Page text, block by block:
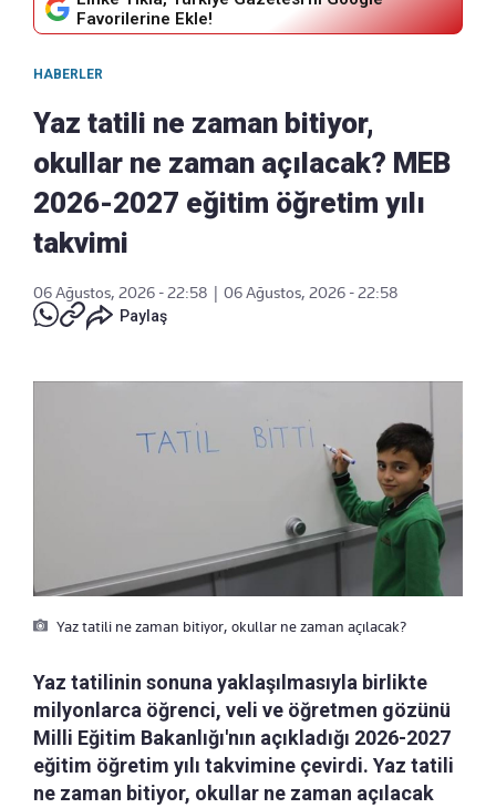
Favorilerine Ekle!
HABERLER
Yaz tatili ne zaman bitiyor,
okullar ne zaman açılacak? MEB
2026-2027 eğitim öğretim yılı
takvimi
06 Ağustos, 2026 - 22:58
06 Ağustos, 2026 - 22:58
Paylaş
Yaz tatili ne zaman bitiyor, okullar ne zaman açılacak?
Yaz tatilinin sonuna yaklaşılmasıyla birlikte
milyonlarca öğrenci, veli ve öğretmen gözünü
Milli Eğitim Bakanlığı'nın açıkladığı 2026-2027
eğitim öğretim yılı takvimine çevirdi. Yaz tatili
ne zaman bitiyor, okullar ne zaman açılacak